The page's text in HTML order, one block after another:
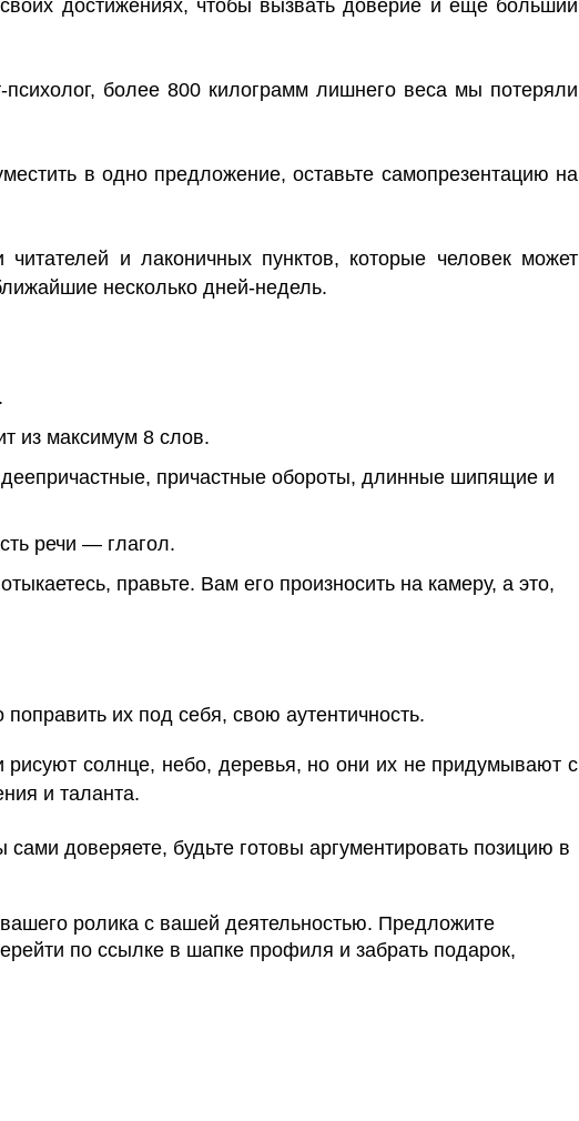
достижениях, чтобы вызвать доверие и еще больший
более 800 килограмм лишнего веса мы потеряли
в одно предложение, оставьте самопрезентацию на
и лаконичных пунктов, которые человек может
несколько дней-недель.
из максимум 8 слов.
причастные обороты, длинные шипящие и
речи — глагол.
правьте. Вам его произносить на камеру, а это,
их под себя, свою аутентичность.
солнце, небо, деревья, но они их не придумывают с
и таланта.
доверяете, будьте готовы аргументировать позицию в
ролика с вашей деятельностью. Предложите
по ссылке в шапке профиля и забрать подарок,